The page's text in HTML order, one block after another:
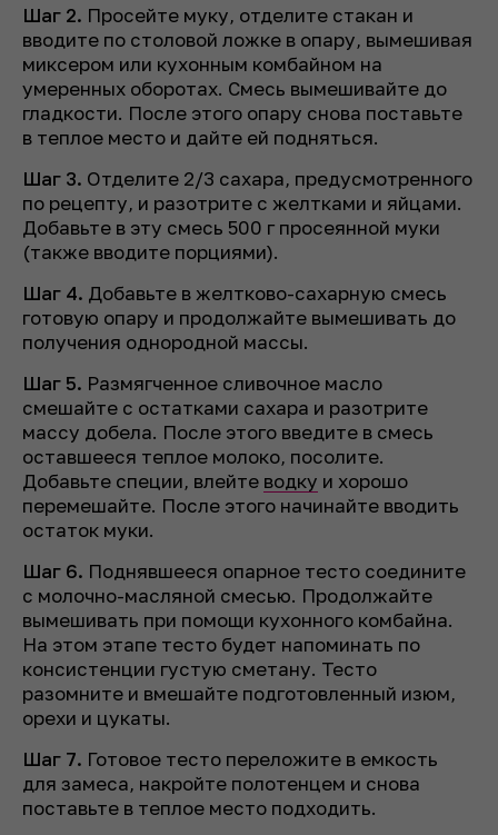
Шаг 2. Просейте муку, отделите стакан и
вводите по столовой ложке в опару, вымешивая
миксером или кухонным комбайном на
умеренных оборотах. Смесь вымешивайте до
гладкости. После этого опару снова поставьте
в теплое место и дайте ей подняться.
Шаг 3. Отделите 2/3 сахара, предусмотренного
по рецепту, и разотрите с желтками и яйцами.
Добавьте в эту смесь 500 г просеянной муки
(также вводите порциями).
Шаг 4. Добавьте в желтково-сахарную смесь
готовую опару и продолжайте вымешивать до
получения однородной массы.
Шаг 5. Размягченное сливочное масло
смешайте с остатками сахара и разотрите
массу добела. После этого введите в смесь
оставшееся теплое молоко, посолите.
Добавьте специи, влейте водку и хорошо
перемешайте. После этого начинайте вводить
остаток муки.
Шаг 6. Поднявшееся опарное тесто соедините
с молочно-масляной смесью. Продолжайте
вымешивать при помощи кухонного комбайна.
На этом этапе тесто будет напоминать по
консистенции густую сметану. Тесто
разомните и вмешайте подготовленный изюм,
орехи и цукаты.
Шаг 7. Готовое тесто переложите в емкость
для замеса, накройте полотенцем и снова
поставьте в теплое место подходить.